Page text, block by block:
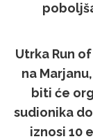
Utrka Run
na
biti će
sudionika
iznosi 10